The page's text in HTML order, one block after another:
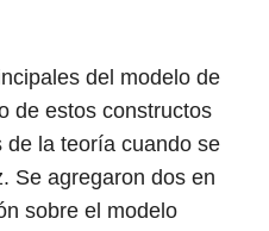
del modelo de
de estos constructos
de la teoría cuando se
Se agregaron dos en
sobre el modelo